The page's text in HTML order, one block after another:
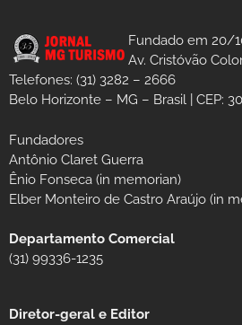
Fundado em 20/
Av. Cristóvão
Telefones: (31) 3282 – 2666
Belo Horizonte – MG – Brasil | CEP:
Fundadores
Antônio Claret Guerra
Ênio Fonseca (in memorian)
Elber Monteiro de Castro Araújo (in
Departamento Comercial
(31) 99336-1235
Diretor-geral e Editor